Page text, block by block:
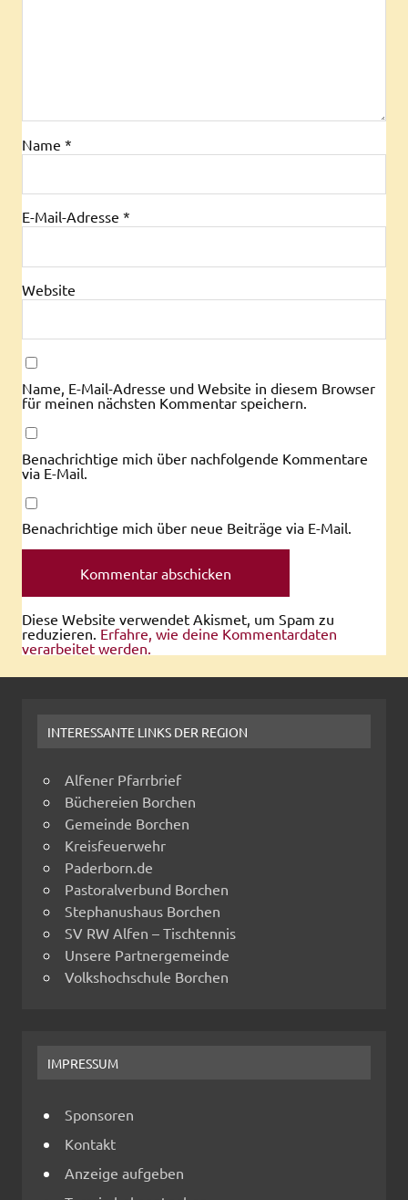
Name *
E-Mail-Adresse *
Website
Name, E-Mail-Adresse und Website in diesem Browser
für meinen nächsten Kommentar speichern.
Benachrichtige mich über nachfolgende Kommentare
via E-Mail.
Benachrichtige mich über neue Beiträge via E-Mail.
Diese Website verwendet Akismet, um Spam zu
reduzieren. Erfahre, wie deine Kommentardaten
verarbeitet werden.
INTERESSANTE LINKS DER REGION
Alfener Pfarrbrief
Büchereien Borchen
Gemeinde Borchen
Kreisfeuerwehr
Paderborn.de
Pastoralverbund Borchen
Stephanushaus Borchen
SV RW Alfen – Tischtennis
Unsere Partnergemeinde
Volkshochschule Borchen
IMPRESSUM
Sponsoren
Kontakt
Anzeige aufgeben